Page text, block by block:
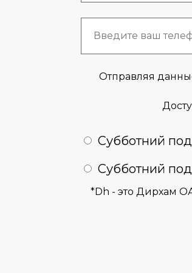
Отправляя
Субботний
Субботний
*Dh - это Дирхам